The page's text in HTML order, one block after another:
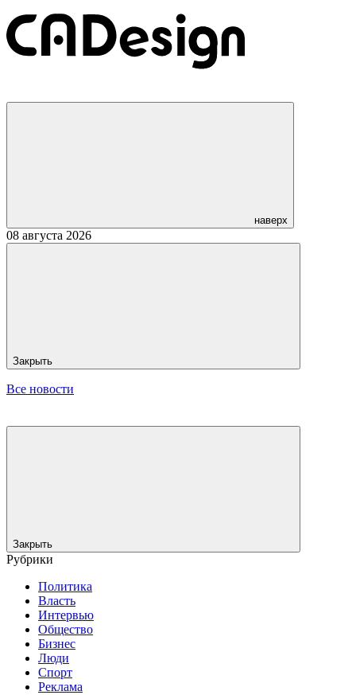
наверх
08 августа 2026
Закрыть
Все новости
Закрыть
Рубрики
Политика
Власть
Интервью
Общество
Бизнес
Люди
Спорт
Реклама